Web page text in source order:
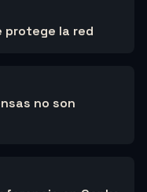
protege la red
no son